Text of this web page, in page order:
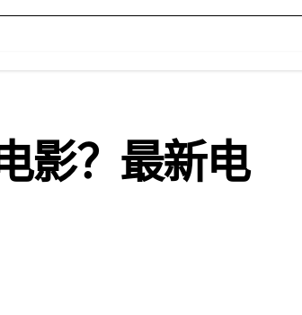
影？最新电